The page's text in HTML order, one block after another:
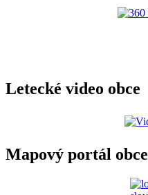
Letecké video obce
Mapový portál obce